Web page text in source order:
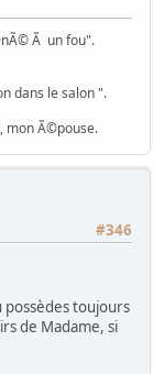
Ã un fou".
dans le salon ".
mon Ã©pouse.
#346
toujours
de Madame, si